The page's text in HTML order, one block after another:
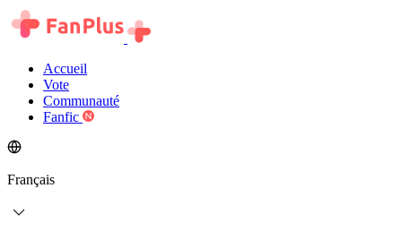
Accueil
Vote
Communauté
Fanfic
Français